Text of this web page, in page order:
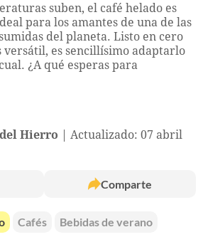
suben, el café helado es
para los amantes de una de las
del planeta. Listo en cero
versátil, es sencillísimo adaptarlo
¿A qué esperas para
Hierro
Actualizado: 07 abril
Comparte
Cafés
Bebidas de verano